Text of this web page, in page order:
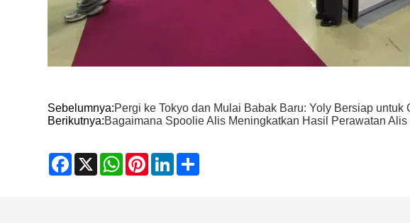
Sebelumnya:Pergi ke Tokyo dan Mulai Babak Baru: Yoly Bersiap untuk
Berikutnya:Bagaimana Spoolie Alis Meningkatkan Hasil Perawatan
Facebook
X WhatsApp
PinterestLinkedIn